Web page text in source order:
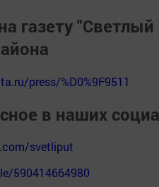
газету
press/%D0%9F9511
в наших
svetliput
590414664980